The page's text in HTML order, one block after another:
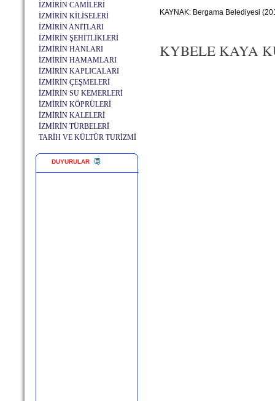
İZMİRİN CAMİLERİ
İZMİRİN KİLİSELERİ
İZMİRİN ANITLARI
İZMİRİN ŞEHİTLİKLERİ
İZMİRİN HANLARI
İZMİRİN HAMAMLARI
İZMİRİN KAPLICALARI
İZMİRİN ÇEŞMELERİ
İZMİRİN SU KEMERLERİ
İZMİRİN KÖPRÜLERİ
İZMİRİN KALELERİ
İZMİRİN TÜRBELERİ
TARİH VE KÜLTÜR TURİZMİ
DUYURULAR
KAYNAK: Bergama Belediyesi
KYBELE KAYA